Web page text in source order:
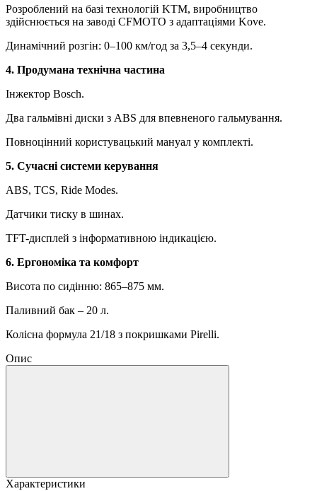
Розроблений на базі технологій KTM, виробництво
здійснюється на заводі CFMOTO з адаптаціями Kove.
Динамічний розгін: 0–100 км/год за 3,5–4 секунди.
4. Продумана технічна частина
Інжектор Bosch.
Два гальмівні диски з ABS для впевненого гальмування.
Повноцінний користувацький мануал у комплекті.
5. Сучасні системи керування
ABS, TCS, Ride Modes.
Датчики тиску в шинах.
TFT-дисплей з інформативною індикацією.
6. Ергономіка та комфорт
Висота по сидінню: 865–875 мм.
Паливний бак – 20 л.
Колісна формула 21/18 з покришками Pirelli.
Опис
Характеристики